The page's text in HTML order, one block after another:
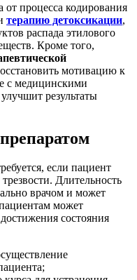
процесса кодирования
терапию детоксикации,
распада этилового
Кроме того,
мотивацию к
с медицинскими
результаты
если пациент
Длительность
врачом и может
может
состояния